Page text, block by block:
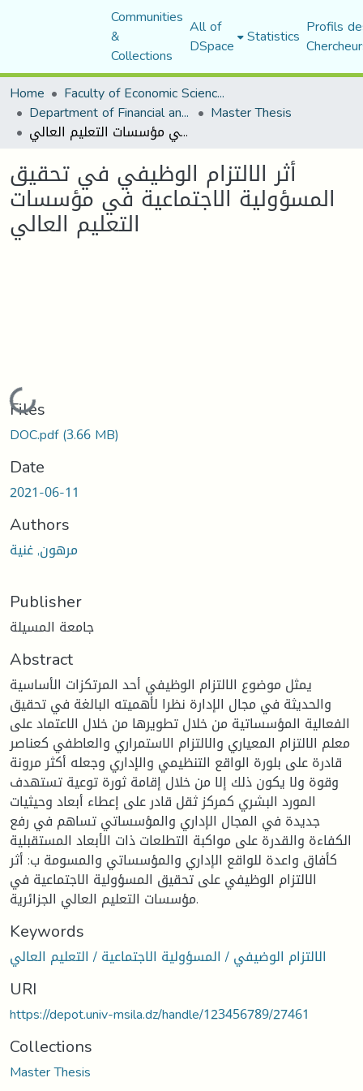
Communities
&
Collections
All of
DSpace Statistics Profils
Home
Faculty of Economic Sciences, Commerce and Management Sciences
Department of Financial and Accounting Sciences Master Thesis
أثر الالتزام الوظيفي في تحقيق المسؤولية الاجتماعية في مؤسسات التعليم العالي
أثر الالتزام الوظيفي في تحقيق
المسؤولية الاجتماعية في مؤسسات
التعليم العالي
Loading...
Files
DOC.pdf(3.66 MB)
Date
2021-06-11
Authors
مرهون, غنية
Publisher
جامعة المسيلة
Abstract
يمثل موضوع الالتزام الوظيفي أحد المرتكزات الأساسية
والحديثة في مجال الإدارة نظرا لأهميته البالغة في تحقيق
الفعالية المؤسساتية من خلال تطويرها من خلال الاعتماد على
معلم الالتزام المعياري والالتزام الاستمراري والعاطفي كعناصر
قادرة على بلورة الواقع التنظيمي والإداري وجعله أكثر مرونة
وقوة ولا يكون ذلك إلا من خلال إقامة ثورة توعية تستهدف
المورد البشري كمركز ثقل قادر على إعطاء أبعاد وحيثيات
جديدة في المجال الإداري والمؤسساتي تساهم في رفع
الكفاءة والقدرة على مواكبة التطلعات ذات الأبعاد المستقبلية
كأفاق واعدة للواقع الإداري والمؤسساتي والمسومة ب: أثر
الالتزام الوظيفي على تحقيق المسؤولية الاجتماعية في
مؤسسات التعليم العالي الجزائرية.
Keywords
الالتزام الوضيفي / المسؤولية الاجتماعية / التعليم العالي
URI
https://depot.univ-msila.dz/handle/123456789/27461
Collections
Master Thesis